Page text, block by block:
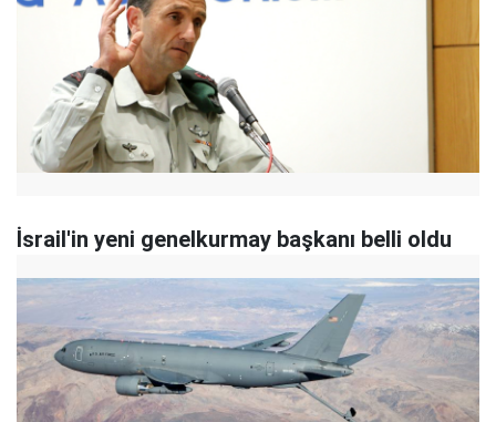
İsrail'in yeni genelkurmay başkanı belli oldu